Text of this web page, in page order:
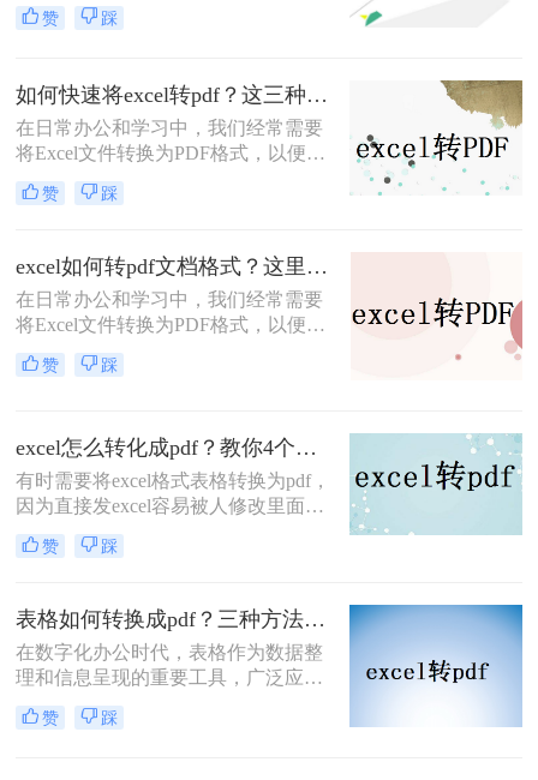
共享，而且可以跨多个平台使用。在
excel怎么转pdf文件的步骤和方法。本
文共有2000字左右，下面开始阅读
吧。
赞 踩
如何快速将excel转pdf？这三种方法可以快速转换！
在日常办公和学习中，我们经常需要
将Excel文件转换为PDF格式，以便于
分享、打印或保存为不可编辑的文
档。那么如何快速将excel转pdf呢？下
Excel转PDF的方法。
赞 踩
excel如何转pdf文档格式？这里给你分享这三种操作方法！
在日常办公和学习中，我们经常需要
将Excel文件转换为PDF格式，以便于
分享、打印或保存为不可编辑的文
档。PDF格式因其跨平台兼容性好、
我将为您详细介绍几种将Excel文件转
换为PDF文档格式的方法。
赞 踩
excel怎么转化成pdf？教你4个方法轻松对应！
有时需要将excel格式表格转换为pdf，
因为直接发excel容易被人修改里面的
数据，因此我们需要将excel怎么转化
成pdf，以防止修改。以下是如何将
起来。
赞 踩
表格如何转换成pdf？三种方法轻松学会！
在数字化办公时代，表格作为数据整
理和信息呈现的重要工具，广泛应用
于各个领域。然而，为了确保表格在
不同平台和设备上的准确展示，将表
赞 踩